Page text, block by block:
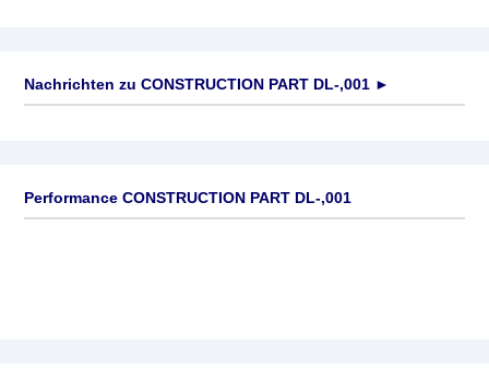
Nachrichten zu CONSTRUCTION PART DL-,001 ►
Performance CONSTRUCTION PART DL-,001